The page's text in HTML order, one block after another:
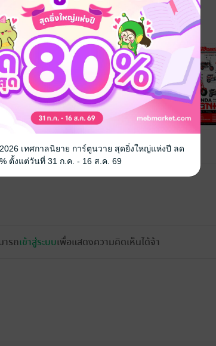
รถเข้าสู่ระบบเพื่อแสดงความคิดเห็นได้จ้า
เทศกาลนิยาย การ์ตูนวาย สุดยิ่งใหญ่แห่งปี ลด
ตั้งแต่วันที่ 31 ก.ค. - 16 ส.ค. 69